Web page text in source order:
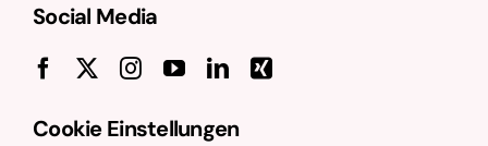
Social Media
Cookie Einstellungen